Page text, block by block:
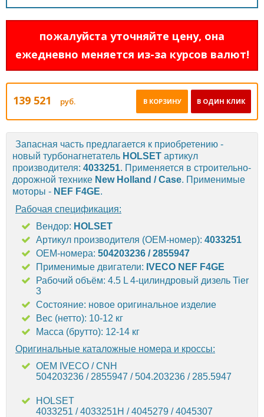
пожалуйста уточняйте цену, она
ежедневно меняется из-за курсов валют!
139 521 руб. В ОДИН КЛИК
В КОРЗИНУ
Запасная часть предлагается к приобретению -
новый турбонагнетатель HOLSET артикул
производителя: 4033251. Применяется в строительно-
дорожной технике New Holland / Case. Применимые
моторы - NEF F4GE.
Рабочая спецификация:
Вендор: HOLSET
Артикул производителя (OEM-номер): 4033251
OEM-номера: 504203236 / 2855947
Применимые двигатели: IVECO NEF F4GE
Рабочий объём: 4.5 L 4-цилиндровый дизель Tier
3
Состояние: новое оригинальное изделие
Вес (нетто): 10-12 кг
Масса (брутто): 12-14 кг
Оригинальные каталожные номера и кроссы:
OEM IVECO / CNH
504203236 / 2855947 / 504.203236 / 285.5947
HOLSET
4033251 / 4033251H / 4045279 / 4045307